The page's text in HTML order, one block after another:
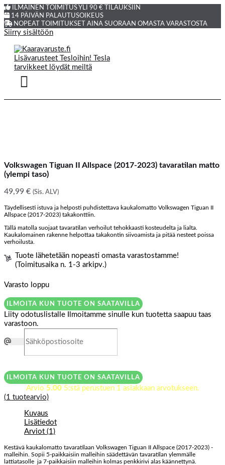
ILMAINEN TOIMITUS YLI 90 € TILAUKSIIN
14 PÄIVÄN PALAUTUSOIKEUS
NOPEAT TOIMITUKSET AINA SUORAAN OMASTA VARASTOSTA
Siirry sisältöön
Volkswagen Tiguan II Allspace (2017-2023) tavaratilan matto
(ylempi taso)
49,99 € (Sis. ALV)
Täydellisesti istuva ja helposti puhdistettava kaukalomatto Volkswagen Tiguan II
Allspace (2017-2023) takakonttiin.
Tällä matolla suojaat tavaratilan verhoilut tehokkaasti kosteudelta ja lialta.
Kaukalomainen rakenne helpottaa takakontin siivoamista ja pitää nesteet poissa
verhoilusta.
Tuote lähetetään nopeasti omasta varastostamme!
(Toimitusaika n. 1-3 arkipv.)
Varasto loppu
ILMOITA KUN TUOTE ON SAATAVILLA
Liity odotuslistalle
Ilmoitamme sinulle kun tuotetta saapuu taas
varastoon.
ILMOITA KUN TUOTE ON SAATAVILLA
Arvio 5.005:stä perustuen 1 asiakkaan arvotukseen.
(1 tuotearvio)
Kuvaus
Lisätiedot
Arviot (1)
Kestävä kaukalomatto tavaratilaan Volkswagen Tiguan II Allspace (2017-2023) -
malleihin. Sopii 5-paikkaisiin malleihin säädettävän tavaratilan ylemmälle
lattiatasolle ja 7-paikkaisiin malleihin kolmas penkkirivi alas käännettynä.